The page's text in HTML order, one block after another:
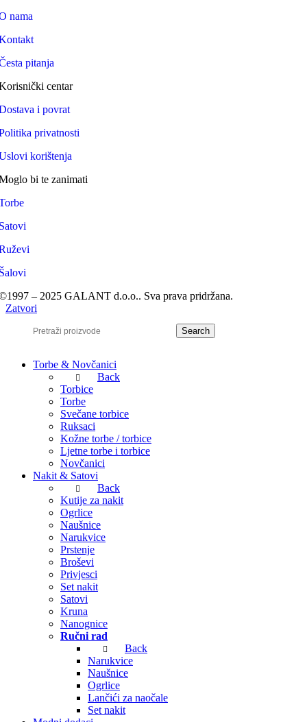
nama
pitanja
centar
i povrat
privatnosti
korištenja
bi te zanimati
– 2025 GALANT d.o.o.. Sva prava pridržana.
Zatvori
Search
Torbe & Novčanici
Back
Torbice
Torbe
Svečane torbice
Ruksaci
Kožne torbe / torbice
Ljetne torbe i torbice
Novčanici
Nakit & Satovi
Back
Kutije za nakit
Ogrlice
Naušnice
Narukvice
Prstenje
Broševi
Privjesci
Set nakit
Satovi
Kruna
Nanognice
Ručni rad
Back
Narukvice
Naušnice
Ogrlice
Lančići za naočale
Set nakit